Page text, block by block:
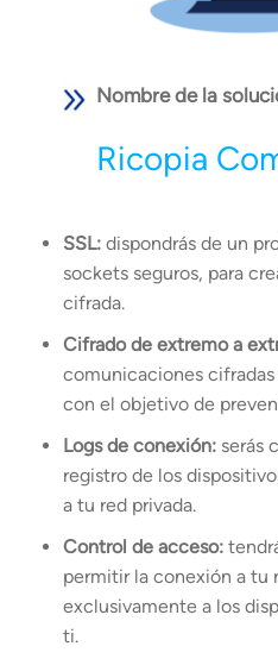
Nombre de la
Ricopia
SSL: dispondrás de un
sockets seguros, para
cifrada.
Cifrado de extremo a
comunicaciones
con el objetivo de
Logs de conexión: serás
registro de los
a tu red privada.
Control de acceso:
permitir la conexión a tu
exclusivamente a los
ti.